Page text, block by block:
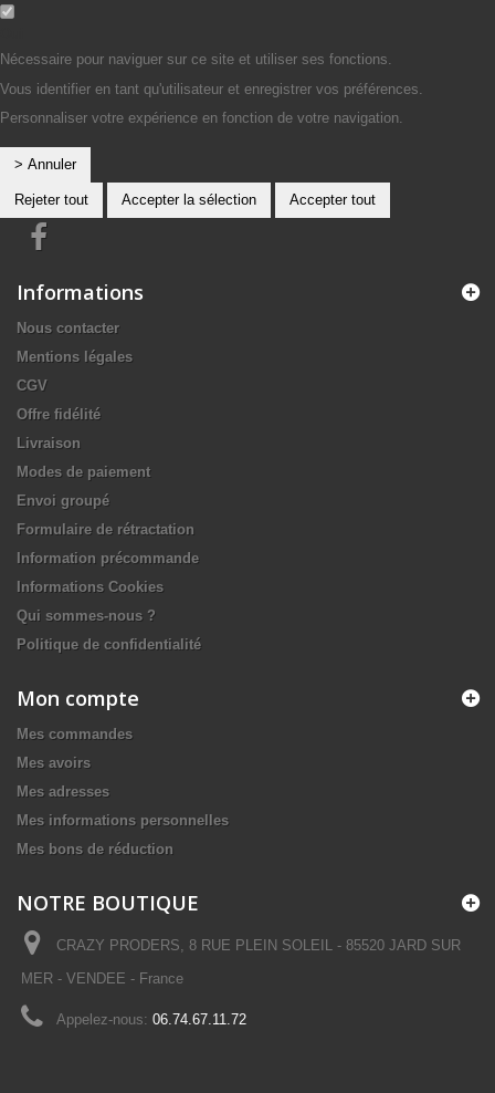
Nécessaire pour naviguer sur ce site et utiliser ses fonctions.
Vous identifier en tant qu'utilisateur et enregistrer vos préférences.
Personnaliser votre expérience en fonction de votre navigation.
> Annuler
Rejeter tout Accepter la sélection Accepter tout
Informations
Nous contacter
Mentions légales
CGV
Offre fidélité
Livraison
Modes de paiement
Envoi groupé
Formulaire de rétractation
Information précommande
Informations Cookies
Qui sommes-nous ?
Politique de confidentialité
Mon compte
Mes commandes
Mes avoirs
Mes adresses
Mes informations personnelles
Mes bons de réduction
NOTRE BOUTIQUE
CRAZY PRODERS, 8 RUE PLEIN SOLEIL - 85520 JARD SUR
MER - VENDEE - France
Appelez-nous: 06.74.67.11.72